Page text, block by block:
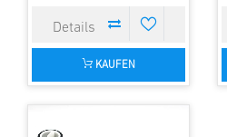
KAUFEN